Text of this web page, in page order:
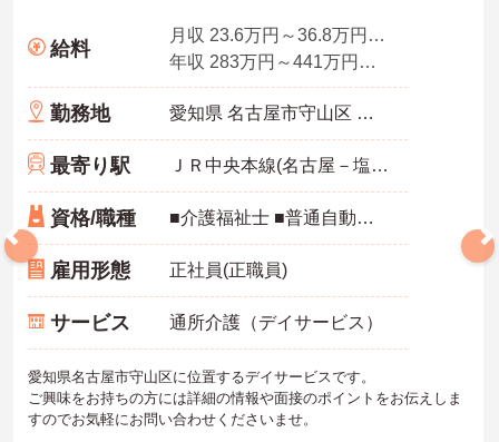
給料
月収 23.6万円～36.8万円程度
年収 283万円～441万円程度 別途賞与
勤務地 愛知県 名古屋市守山区 上志段味東谷2074-69
最寄り駅 ＪＲ中央本線(名古屋－塩尻)「高蔵寺駅」徒歩24分
資格/職種 ■介護福祉士 ■普通自動車免許
雇用形態 正社員(正職員)
サービス 通所介護（デイサービス）
愛知県名古屋市守山区に位置するデイサービスです。
ご興味をお持ちの方には詳細の情報や面接のポイントをお伝えしま
すのでお気軽にお問い合わせくださいませ。